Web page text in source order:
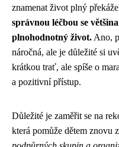
znamenat život plný
správnou léčbou se
plnohodnotný život. Ano,
náročná, ale je důležité si
krátkou trať, ale spíše o
a pozitivní přístup.
Důležité je zaměřit se na
která pomůže dětem znovu